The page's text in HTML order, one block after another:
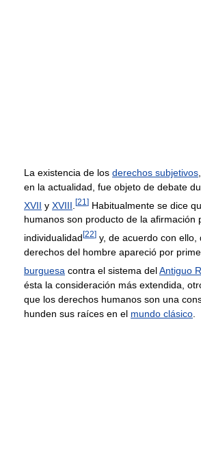
La existencia de los derechos subjetivos
en la actualidad, fue objeto de debate
XVII y XVIII [21 ] Habitualmente se dice
humanos son producto de la afirmación
individualidad [22] y, de acuerdo con ello,
derechos del hombre apareció por
burguesa contra el sistema delAntiguo
ésta la consideración más extendida,
que los derechos humanos son una
hunden sus raíces en el mundo clásico